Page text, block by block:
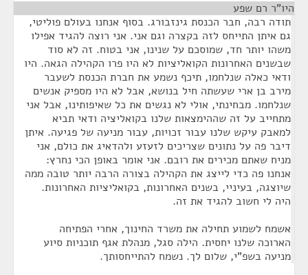
היו"ר רם שפע
תודה רבה, חבר הכנסת גינזבורג. בסוף אנחנו בעולם פוליטי,
גם איתן התייחס לזה בקצרה וגם אני. אני רוצה להגיד אפילו
משהו יותר חד, שמוסכם על שנינו, אני בטוח. זה לא סוד
שבשנים האחרונות הקואליציות לא היו פרו הקהילה הגאה. היו
ודאי כאלה שנלחמו, תיכף נשמע את חברת הכנסת לשעבר
מירב בן ארי שעשתה חיל בנושא, אבל לא היו מספיק אנשים
שנלחמו. מבחינתי, אולי לא נגשים את כל שאיפותינו, אבל אני
מתחייב על זה שההימצאות שלנו בקואליציה ודאי תביא
למאבק עיקש שלנו עבור זכויות, עבור מניעה של פגיעה. איתן
דיבר פה על נתונים שצריכים לזעזע ולהדאיג את כולם, אני
מניח שאתם מכירים את רובם. אני אומר באופן הכי נחרץ:
אנחנו פה כדי לייצג את הקהילה בצורה הרבה יותר טובה ממה
שיוצגה, בעיניי, בשנים האחרונות, בקואליציות האחרונות.
היה לי חשוב להגיד את זה.
אשמח לשמוע תחילה את משרד החינוך, אחרי הפתיחה
הארוכה שלנו יחסית. הילה סגל, מנהלת אגף תוכניות סיוע
מניעה בשפ"י, שלום לך. נשמח להתייחסותך.